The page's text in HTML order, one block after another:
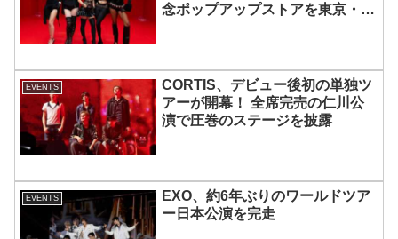
念ポップアップストアを東京・原
EVENTS
CORTIS、デビュー後初の単独ツ
アーが開幕！ 全席完売の仁川公
演で圧巻のステージを披露
EVENTS
EXO、約6年ぶりのワールドツア
ー日本公演を完走